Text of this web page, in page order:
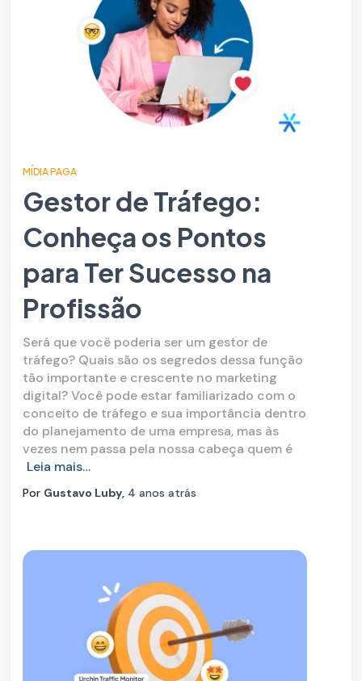
MÍDIA PAGA
Gestor de Tráfego:
Conheça os Pontos
para Ter Sucesso na
Profissão
Será que você poderia ser um gestor de
tráfego? Quais são os segredos dessa função
tão importante e crescente no marketing
digital? Você pode estar familiarizado com o
conceito de tráfego e sua importância dentro
do planejamento de uma empresa, mas às
vezes nem passa pela nossa cabeça quem é
Leia mais…
Por Gustavo Luby 4 anos atrás